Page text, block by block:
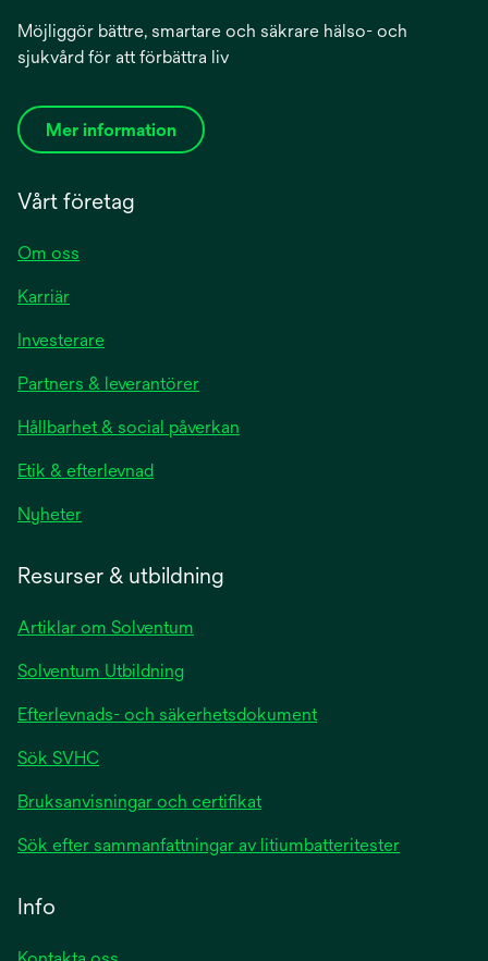
Möjliggör bättre, smartare och säkrare hälso- och
sjukvård för att förbättra liv
Mer information
Vårt företag
Om oss
Karriär
Investerare
Partners & leverantörer
Hållbarhet & social påverkan
Etik & efterlevnad
Nyheter
Resurser & utbildning
Artiklar om Solventum
Solventum Utbildning
Efterlevnads- och säkerhetsdokument
Sök SVHC
Bruksanvisningar och certifikat
Sök efter sammanfattningar av litiumbatteritester
Info